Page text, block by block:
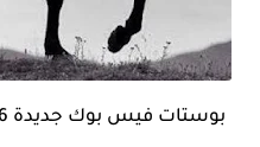
بوستات فيس بوك جديدة 2026 اجمل البوستات مصورة